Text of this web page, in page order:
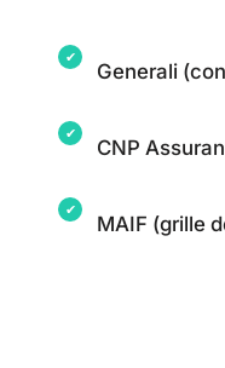
Generali
CNP
MAIF (grille